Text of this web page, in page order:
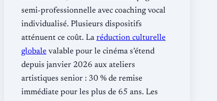
semi‐professionnelle avec coaching vocal
individualisé. Plusieurs dispositifs
atténuent ce coût. La réduction culturelle
globale valable pour le cinéma s’étend
depuis janvier 2026 aux ateliers
artistiques senior : 30 % de remise
immédiate pour les plus de 65 ans. Les